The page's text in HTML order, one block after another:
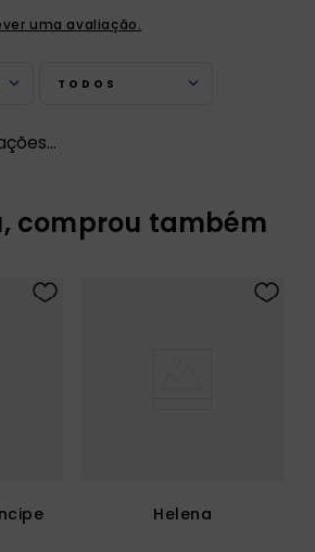
uma avaliação.
TODOS
comprou também
Helena